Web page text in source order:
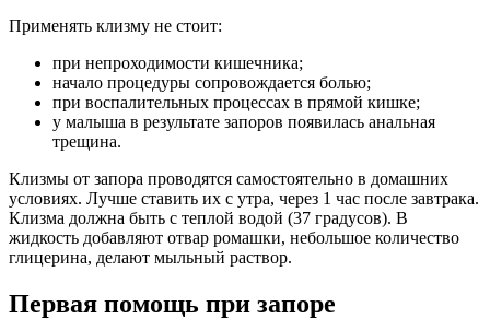
Применять клизму не стоит:
при непроходимости кишечника;
начало процедуры сопровождается болью;
при воспалительных процессах в прямой кишке;
у малыша в результате запоров появилась анальная
трещина.
Клизмы от запора проводятся самостоятельно в домашних
условиях. Лучше ставить их с утра, через 1 час после завтрака.
Клизма должна быть с теплой водой (37 градусов). В
жидкость добавляют отвар ромашки, небольшое количество
глицерина, делают мыльный раствор.
Первая помощь при запоре